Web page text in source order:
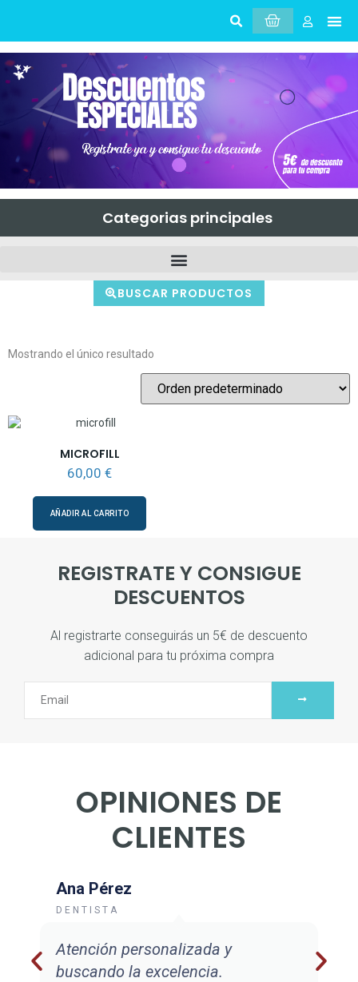
Categorias principales
BUSCAR PRODUCTOS
Mostrando el único resultado
MICROFILL
60,00 €
AÑADIR AL CARRITO
REGISTRATE Y CONSIGUE
DESCUENTOS
Al registrarte conseguirás un 5€ de descuento
adicional para tu próxima compra
OPINIONES DE
CLIENTES
Atención personalizada y
buscando la excelencia.
Ana Pérez
DENTISTA